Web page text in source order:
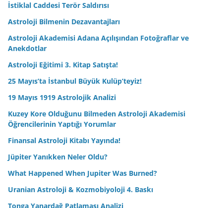
İstiklal Caddesi Terör Saldırısı
Astroloji Bilmenin Dezavantajları
Astroloji Akademisi Adana Açılışından Fotoğraflar ve
Anekdotlar
Astroloji Eğitimi 3. Kitap Satışta!
25 Mayıs’ta İstanbul Büyük Kulüp’teyiz!
19 Mayıs 1919 Astrolojik Analizi
Kuzey Kore Olduğunu Bilmeden Astroloji Akademisi
Öğrencilerinin Yaptığı Yorumlar
Finansal Astroloji Kitabı Yayında!
Jüpiter Yanıkken Neler Oldu?
What Happened When Jupiter Was Burned?
Uranian Astroloji & Kozmobiyoloji 4. Baskı
Tonga Yanardağ Patlaması Analizi